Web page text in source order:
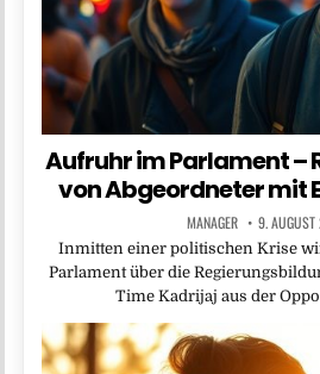
Aufruhr im Parlament –
von Abgeordneter mit
MANAGER 9.
Inmitten einer politischen Krise
Parlament über die
Time Kadrijaj aus der